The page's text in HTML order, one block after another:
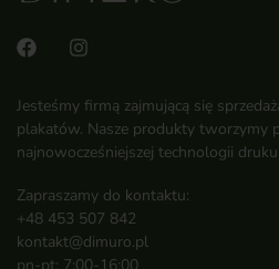
Jesteśmy firmą zajmującą się
plakatów. Nasze produkty tworzymy
najnowocześniejszej technologii
Zapraszamy do kontaktu:
+48 453 507 842
kontakt@dimuro.pl